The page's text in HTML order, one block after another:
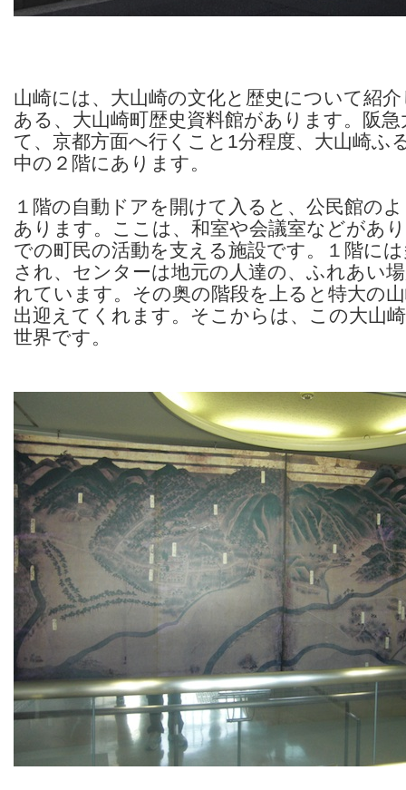
山崎には、大山崎の文化と歴史について紹
ある、大山崎町歴史資料館があります。阪
て、京都方面へ行くこと1分程度、大山崎ふ
中の２階にあります。
１階の自動ドアを開けて入ると、公民館の
あります。ここは、和室や会議室などがあ
での町民の活動を支える施設です。１階に
され、センターは地元の人達の、ふれあい
れています。その奥の階段を上ると特大の
出迎えてくれます。そこからは、この大山
世界です。